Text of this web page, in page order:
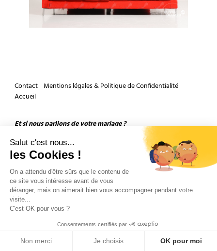
Salut c'est nous...
les Cookies !
On a attendu d'être sûrs que le contenu de
ce site vous intéresse avant de vous
déranger, mais on aimerait bien vous accompagner pendant votre
visite...
C'est OK pour vous ?
Consentements certifiés par
Non merci Je choisis OK pour moi
Contact Mentions légales & Politique de Confidentialité
Accueil
Et si nous parlions de votre mariage ?
Copyright 2026 by Olivier Douard Photographe de mariage - Tous droits réservés